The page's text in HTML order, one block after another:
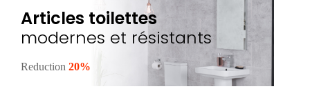
Articles toilettes
modernes et résistants
Reduction 20%